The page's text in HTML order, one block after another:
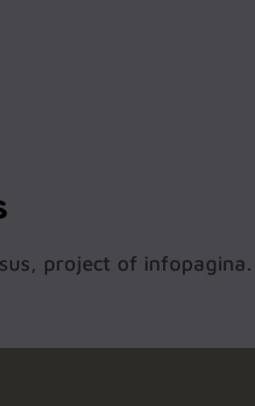
project of infopagina.